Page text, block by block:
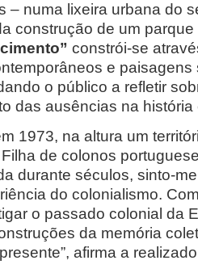
– numa lixeira urbana do
construção de um
constrói-se
e paisagens
o público a refletir
das ausências na
1973, na altura um
de colonos
durante séculos, sinto-
do colonialismo.
o passado colonial da
da memória
afirma a